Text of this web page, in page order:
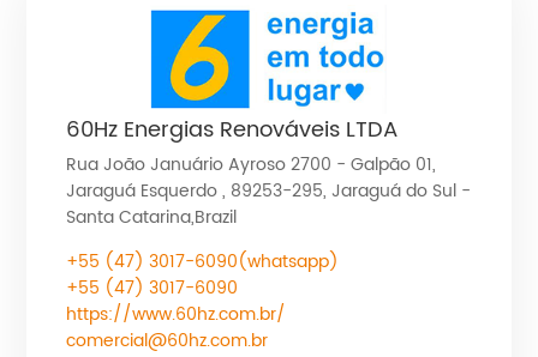
60Hz Energias Renováveis LTDA
Rua João Januário Ayroso 2700 - Galpão 01,
Jaraguá Esquerdo , 89253-295, Jaraguá do Sul -
Santa Catarina,Brazil
+55 (47) 3017-6090(whatsapp)
+55 (47) 3017-6090
https://www.60hz.com.br/
comercial@60hz.com.br